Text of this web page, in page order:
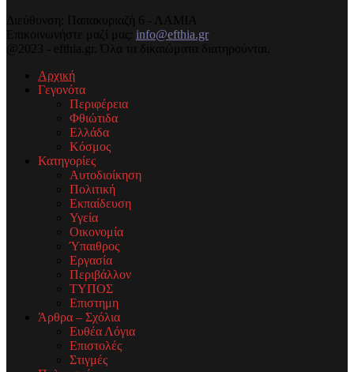
Διεύθυνση: Παπακυριαζή 6 - ΛΑΜΙΑ
Επικοινωνήστε μαζί μας: info@efthia.gr
@2023 - efthia.gr. Όλα τα δικαιώματα διατηρούνται.
Αρχική
Γεγονότα
Περιφέρεια
Φθιώτιδα
Ελλάδα
Κόσμος
Κατηγορίες
Αυτοδιοίκηση
Πολιτική
Εκπαίδευση
Υγεία
Οικονομία
Ύπαιθρος
Εργασία
Περιβάλλον
ΤΥΠΟΣ
Επιστημη
Άρθρα – Σχόλια
Ευθέα Λόγια
Επιστολές
Στιγμές